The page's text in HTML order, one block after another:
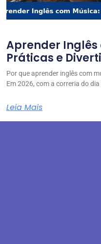
Aprender Inglês
Práticas e
Por que aprender inglês com
Em 2026, com a correria do dia
Leia Mais